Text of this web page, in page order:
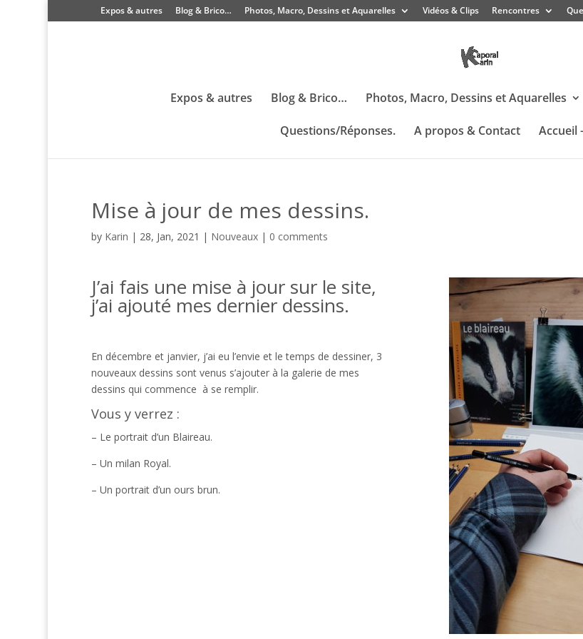
Expos & autres Blog & Brico… Photos, Macro, Dessins et Aquarelles Vidéos & Clips Rencontres
Expos & autres Blog & Brico… Photos, Macro, Dessins et Aquarelles
Questions/Réponses. A propos & Contact Accueil
Mise à jour de mes dessins.
by Karin | 28, Jan, 2021 | Nouveaux| 0 comments
J’ai fais une mise à jour sur le site,
j’ai ajouté mes dernier dessins.
En décembre et janvier, j’ai eu l’envie et le temps de dessiner, 3
nouveaux dessins sont venus s’ajouter à la galerie de mes
dessins qui commence à se remplir.
Vous y verrez :
– Le portrait d’un Blaireau.
– Un milan Royal.
– Un portrait d’un ours brun.